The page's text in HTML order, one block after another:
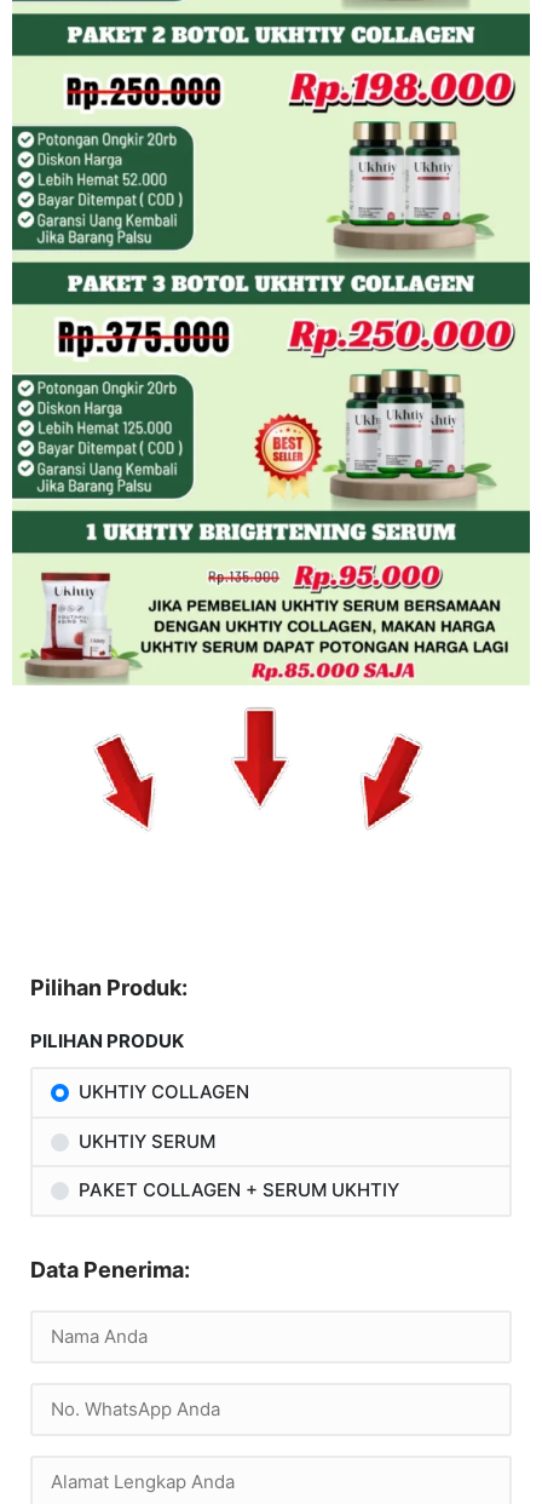
Pilihan Produk:
PILIHAN PRODUK
UKHTIY COLLAGEN
UKHTIY SERUM
PAKET COLLAGEN + SERUM UKHTIY
Data Penerima: